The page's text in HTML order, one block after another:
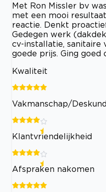
Met Ron Missler bv
met een mooi
reactie. Denkt
Gedegen werk
cv-installatie, sanitaire
goede prijs. Ging goed
Kwaliteit
Vakmanschap/
Klantvriendelijkheid
Afspraken nakomen